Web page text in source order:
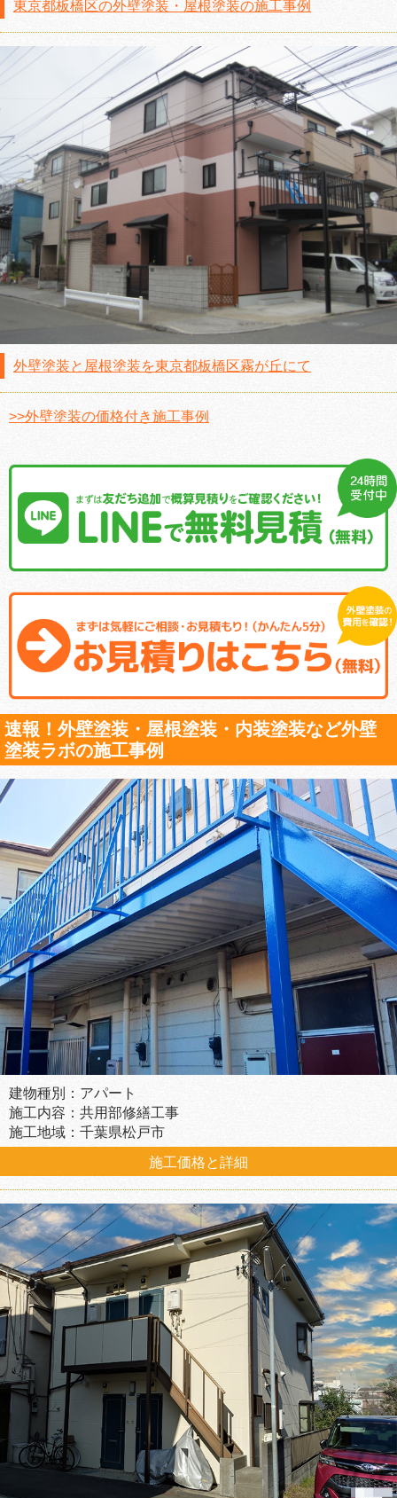
東京都板橋区の外壁塗装・屋根塗装の施工事例
外壁塗装と屋根塗装を東京都板橋区霧が丘にて
>>外壁塗装の価格付き施工事例
速報！外壁塗装・屋根塗装・内装塗装など外壁
塗装ラボの施工事例
建物種別：アパート
施工内容：共用部修繕工事
施工地域：千葉県松戸市
施工価格と詳細